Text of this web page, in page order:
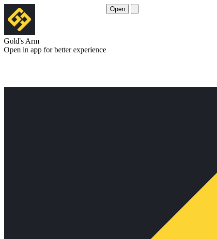
Gold's Arm
Open in app for better experience
Open